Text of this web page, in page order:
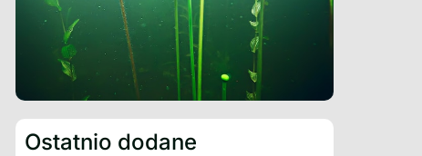
Ostatnio dodane